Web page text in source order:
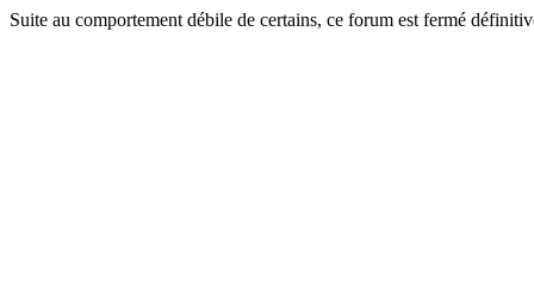
Suite au comportement débile de certains, ce forum est fermé